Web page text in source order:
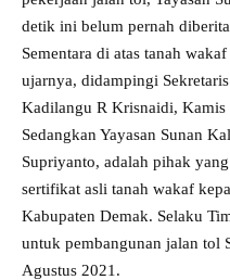
detik ini belum pernah
Sementara di atas tanah
ujarnya, didampingi
Kadilangu R Krisnaidi, Kamis
Sedangkan Yayasan Sunan
Supriyanto, adalah pihak
sertifikat asli tanah wakaf
Kabupaten Demak. Selaku
untuk pembangunan jalan tol
Agustus 2021.